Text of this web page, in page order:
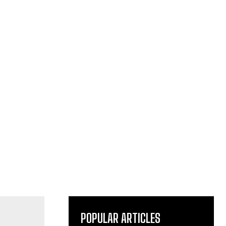
POPULAR ARTICLES